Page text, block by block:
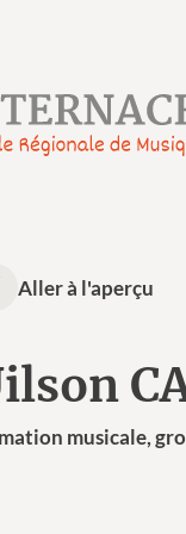
Aller à l'aperçu
musicale,